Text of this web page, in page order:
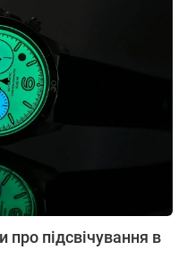
про підсвічування в